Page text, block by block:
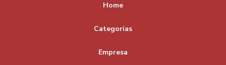
Home
Categorias
Empresa